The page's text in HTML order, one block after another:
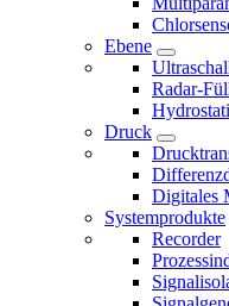
Ebene
Radar-
Druck
Digitales
Systemprodukte
Recorder